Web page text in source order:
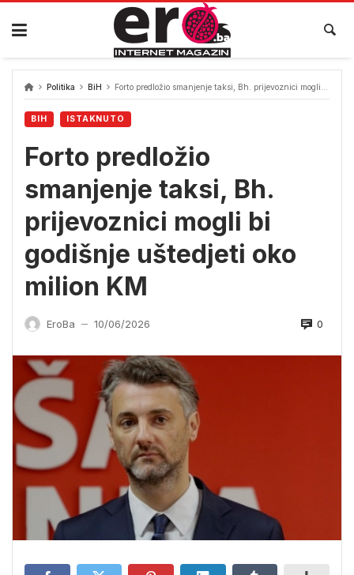
Skip
content
Politika BiH Forto predložio smanjenje taksi, Bh. prijevoznici mogli bi godišnje uštedjeti oko milion KM
BIH ISTAKNUTO
Forto predložio
smanjenje taksi, Bh.
prijevoznici mogli bi
godišnje uštedjeti oko
milion KM
EroBa — 10/06/2026 0